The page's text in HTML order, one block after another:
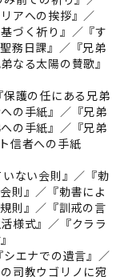
アへの挨拶』／
づく祈り』／『す
務日課』／『兄弟
なる太陽の賛歌』
護の任にある兄弟
の手紙』／『兄弟
の手紙』／『兄弟
信者への手紙
いない会則』／『勅
則』／『勅書によ
則』／『訓戒の言
様式』／『クララ
シエナでの遺言』／
司教ウゴリノに宛